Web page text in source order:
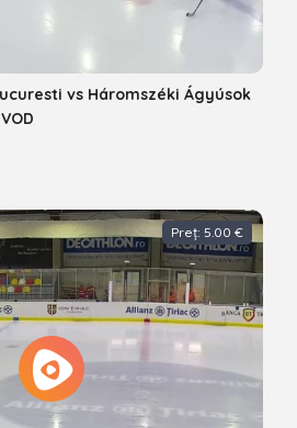
vs Háromszéki Ágyúsok
Preț: 5.00 €